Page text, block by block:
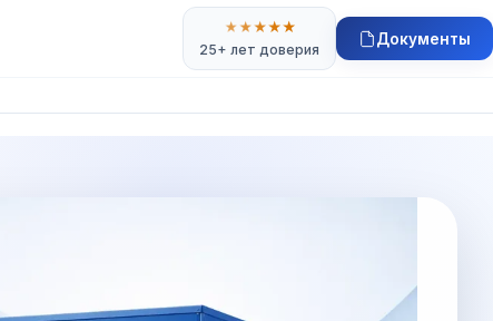
★ ★★★★
25+ лет доверия
Документы